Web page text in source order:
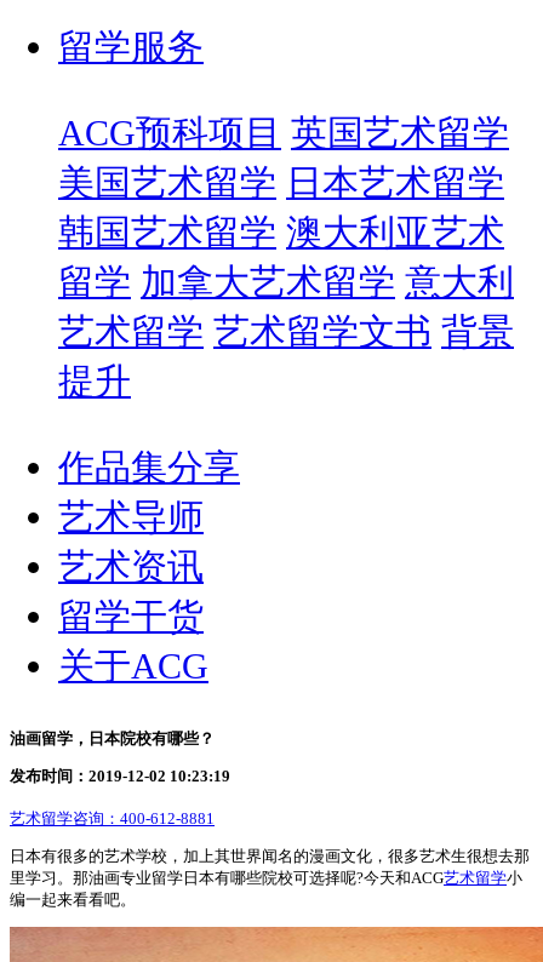
留学服务
ACG预科项目 英国艺术留学
美国艺术留学 日本艺术留学
韩国艺术留学 澳大利亚艺术
留学 加拿大艺术留学 意大利
艺术留学 艺术留学文书 背景
提升
作品集分享
艺术导师
艺术资讯
留学干货
关于ACG
油画留学，日本院校有哪些？
发布时间：2019-12-02 10:23:19
艺术留学咨询： 400-612-8881
日本有很多的艺术学校，加上其世界闻名的漫画文化，很多艺术生很想去那
里学习。那油画专业留学日本有哪些院校可选择呢?今天和ACG艺术留学小
编一起来看看吧。